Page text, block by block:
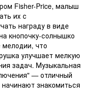
Fisher-Price, малыш
их с
награду в виде
кнопочку-солнышко
мелодии, что
улучшает мелкую
задач. Музыкальная
— отличный
знакомиться